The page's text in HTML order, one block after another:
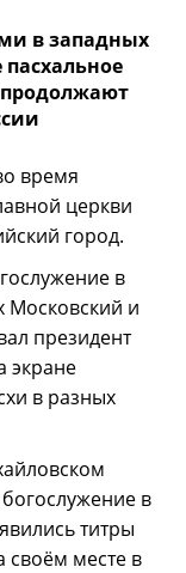
в западных
время
церкви
город.
в
Московский и
президент
экране
в разных
в
титры
своём месте в